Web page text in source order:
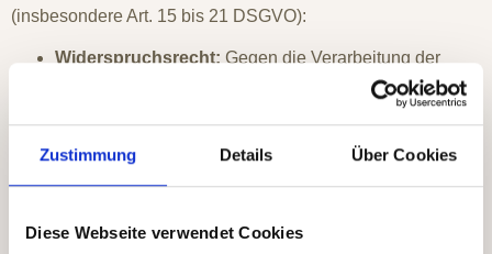
Zustimmung Details Über Cookies
Diese Webseite verwendet Cookies
(insbesondere Art. 15 bis 21 DSGVO):
Widerspruchsrecht: Gegen die Verarbeitung der
Daten aus Gründen, die sich aus Ihrer besonderen
Einwilligungen können jederzeit widerrufen werden.
Auskunftsrecht:Auskunft über die verarbeiteten
Recht auf Berichtigung:Vervollständigung oder